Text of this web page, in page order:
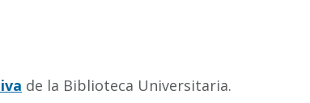
de la Biblioteca Universitaria.